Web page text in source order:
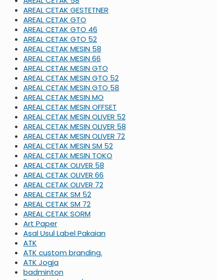
AREAL CETAK GESTETNER
AREAL CETAK GTO
AREAL CETAK GTO 46
AREAL CETAK GTO 52
AREAL CETAK MESIN 58
AREAL CETAK MESIN 66
AREAL CETAK MESIN GTO
AREAL CETAK MESIN GTO 52
AREAL CETAK MESIN GTO 58
AREAL CETAK MESIN MO
AREAL CETAK MESIN OFFSET
AREAL CETAK MESIN OLIVER 52
AREAL CETAK MESIN OLIVER 58
AREAL CETAK MESIN OLIVER 72
AREAL CETAK MESIN SM 52
AREAL CETAK MESIN TOKO
AREAL CETAK OLIVER 58
AREAL CETAK OLIVER 66
AREAL CETAK OLIVER 72
AREAL CETAK SM 52
AREAL CETAK SM 72
AREAL CETAK SORM
Art Paper
Asal Usul Label Pakaian
ATK
ATK custom branding.
ATK Jogja
badminton